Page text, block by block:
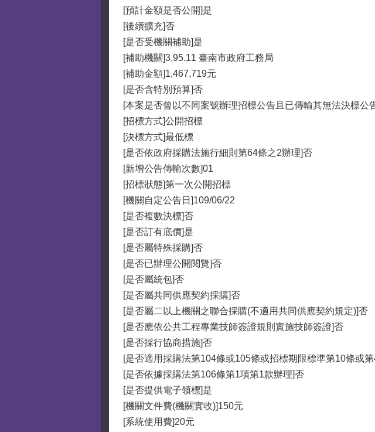
[預計金額是否公開]是
[後續擴充]否
[是否受機關補助]是
[補助機關]3.95.11 臺南市政府工務局
[補助金額]1,467,719元
[是否含特別預算]否
[本案是否曾以不同案號辦理招標公告且已傳輸其無法決標公
[招標方式]公開招標
[決標方式]最低標
[是否依政府採購法施行細則第64條之2辦理]否
[新增公告傳輸次數]01
[招標狀態]第一次公開招標
[機關自定公告日]109/06/22
[是否複數決標]否
[是否訂有底價]是
[是否屬特殊採購]否
[是否已辦理公開閱覽]否
[是否屬統包]否
[是否屬共同供應契約採購]否
[是否屬二以上機關之聯合採購(不適用共同供應契約規定)]否
[是否應依公共工程專業技師簽證規則實施技師簽證]否
[是否採行協商措施]否
[是否適用採購法第104條或105條或招標期限標準第10條或
[是否依據採購法第106條第1項第1款辦理]否
[是否提供電子領標]是
[機關文件費(機關實收)]150元
[系統使用費]20元